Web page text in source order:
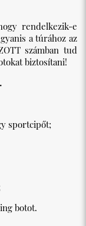
rendelkezik-e
a túrához az
számban tud
biztosítani!
sportcipőt;
botot.